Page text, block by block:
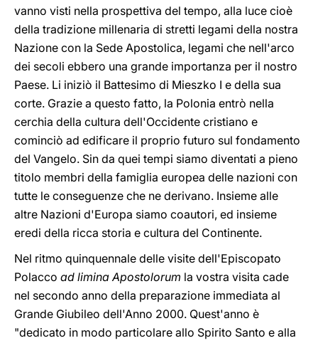
vanno visti nella prospettiva del tempo, alla luce cioè
della tradizione millenaria di stretti legami della nostra
Nazione con la Sede Apostolica, legami che nell'arco
dei secoli ebbero una grande importanza per il nostro
Paese. Li iniziò il Battesimo di Mieszko I e della sua
corte. Grazie a questo fatto, la Polonia entrò nella
cerchia della cultura dell'Occidente cristiano e
cominciò ad edificare il proprio futuro sul fondamento
del Vangelo. Sin da quei tempi siamo diventati a pieno
titolo membri della famiglia europea delle nazioni con
tutte le conseguenze che ne derivano. Insieme alle
altre Nazioni d'Europa siamo coautori, ed insieme
eredi della ricca storia e cultura del Continente.
Nel ritmo quinquennale delle visite dell'Episcopato
Polacco ad limina Apostolorum la vostra visita cade
nel secondo anno della preparazione immediata al
Grande Giubileo dell'Anno 2000. Quest'anno è
"dedicato in modo particolare allo Spirito Santo e alla